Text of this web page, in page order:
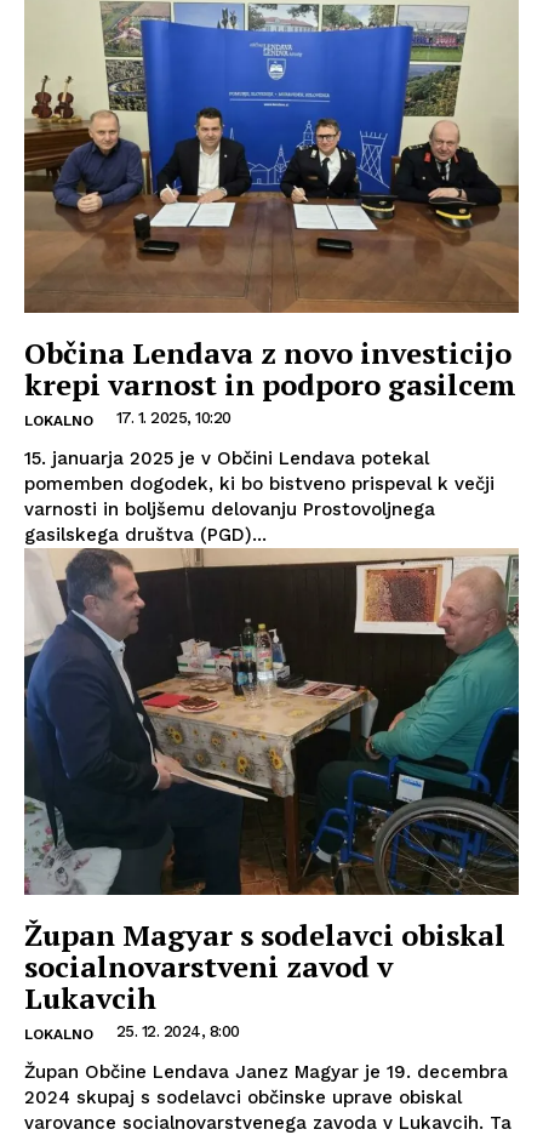
Občina Lendava z novo investicijo
krepi varnost in podporo gasilcem
LOKALNO 17. 1. 2025, 10:20
15. januarja 2025 je v Občini Lendava potekal
pomemben dogodek, ki bo bistveno prispeval k večji
varnosti in boljšemu delovanju Prostovoljnega
gasilskega društva (PGD)...
Župan Magyar s sodelavci obiskal
socialnovarstveni zavod v
Lukavcih
LOKALNO 25. 12. 2024, 8:00
Župan Občine Lendava Janez Magyar je 19. decembra
2024 skupaj s sodelavci občinske uprave obiskal
varovance socialnovarstvenega zavoda v Lukavcih. Ta